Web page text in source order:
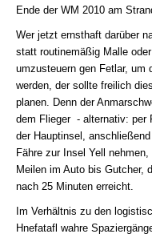
Ende der WM 2010 am
Wer jetzt ernsthaft darüber
statt routinemäßig Malle
umzusteuern gen Fetlar, um
werden, der sollte freilich
planen. Denn der
dem Flieger - alternativ: per
der Hauptinsel,
Fähre zur Insel Yell
Meilen im Auto bis Gutcher,
nach 25 Minuten erreicht.
Im Verhältnis zu den
Hnefatafl wahre